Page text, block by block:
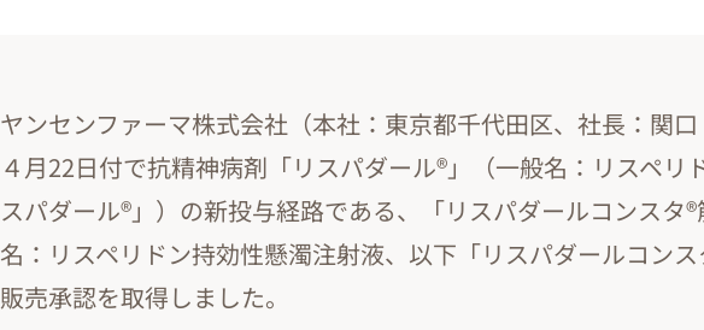
ヤンセンファーマ株式会社（本社：東京都千代田区、社長：関
４月22日付で抗精神病剤「リスパダール®」（一般名：リスペリ
スパダール®」）の新投与経路である、「リスパダールコンスタ
名：リスペリドン持効性懸濁注射液、以下「リスパダールコン
販売承認を取得しました。